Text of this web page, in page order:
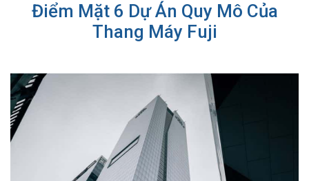
Điểm Mặt 6 Dự Án Quy Mô Của
Thang Máy Fuji